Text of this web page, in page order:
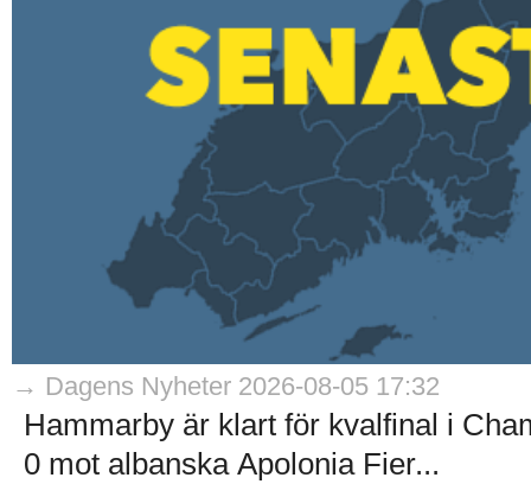
→ Dagens Nyheter 2026-08-05 17:32
Hammarby är klart för kvalfinal i
0 mot albanska Apolonia Fier...